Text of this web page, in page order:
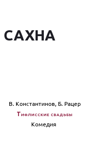
САХНА
В. Константинов, Б. Рацер
Тифлисские свадьбы
Комедия